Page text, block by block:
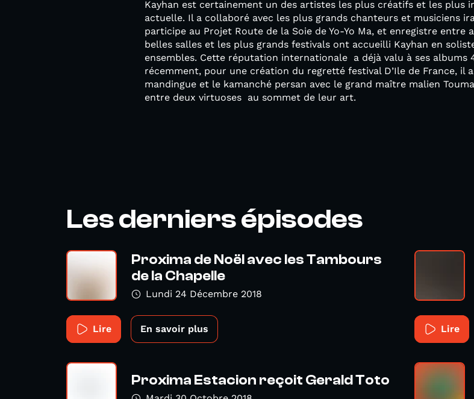
Kayhan est certainement un des artistes les plus créatifs et les plus
actuelle. Il a collaboré avec les plus grands chanteurs et musiciens
participe au Projet Route de la Soie de Yo-Yo Ma, et enregistre entre
belles salles et les plus grands festivals ont accueilli Kayhan en
ensembles. Cette réputation internationale a déjà valu à ses albums
récemment, pour une création du regretté festival D’Ile de France,
mandingue et le kamanché persan avec le grand maître malien
entre deux virtuoses au sommet de leur art.
Les derniers épisodes
Proxima de Noël avec les Tambours
de la Chapelle
Lundi 24 Décembre 2018
Lire En savoir plus Lire
Proxima Estacion reçoit Gerald Toto